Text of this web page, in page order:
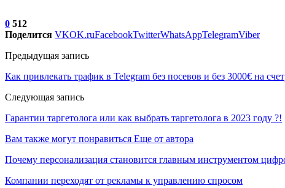
0 512
Поделится VKOK.ruFacebookTwitterWhatsAppTelegramViber
Предыдущая запись
Как привлекать трафик в Telegram без посевов и без 3000€ на
Следующая запись
Гарантии таргетолога или как выбрать таргетолога в 2023 году ?!
Вам также могут понравиться Еще от автора
Почему персонализация становится главным инструментом
Компании переходят от рекламы к управлению спросом